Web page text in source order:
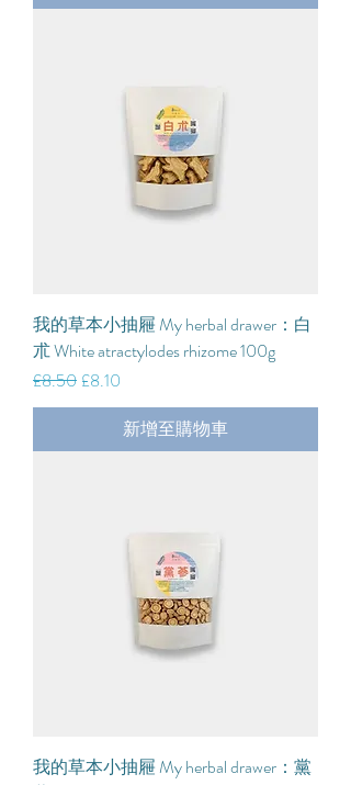
我的草本小抽屜 My herbal drawer：白
朮 White atractylodes rhizome 100g
一般價格
£8.50 促銷價格
£8.10
新增至購物車
我的草本小抽屜 My herbal drawer：黨